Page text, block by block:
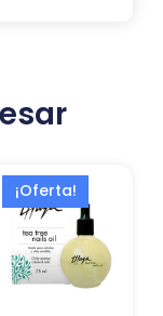
¡Oferta!
El
precio
original
era:
16,99 €.